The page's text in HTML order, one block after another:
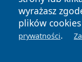
wyrażasz
plików
prywatności.